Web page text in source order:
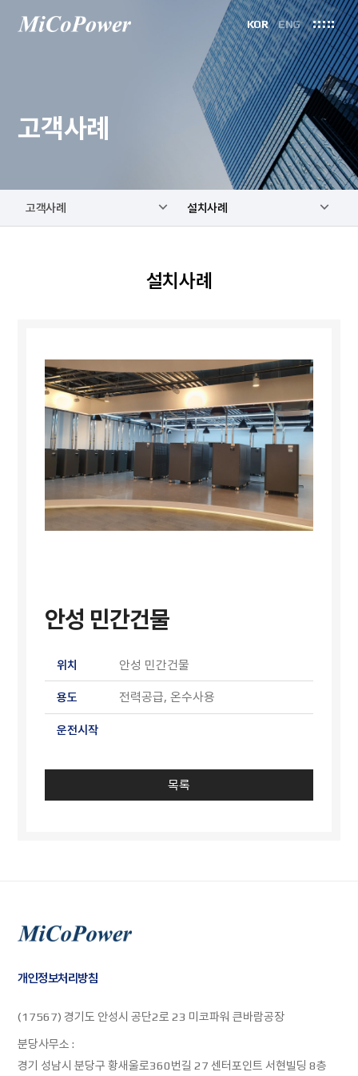
KOR ENG
고객사례
고객사례 설치사례
설치사례
안성 민간건물
위치 안성 민간건물
용도 전력공급, 온수사용
운전시작
목록
개인정보처리방침
(17567) 경기도 안성시 공단2로 23 미코파워 큰바람공장
분당사무소 :
경기 성남시 분당구 황새울로360번길 27 센터포인트 서현빌딩 8층